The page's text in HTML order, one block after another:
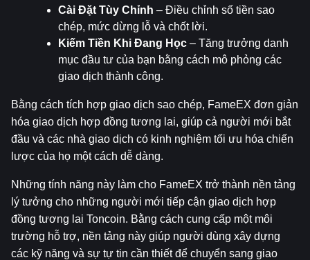
Cài Đặt Tùy Chỉnh – Điều chỉnh số tiền sao
chép, mức dừng lỗ và chốt lời.
Kiếm Tiền Khi Đang Học – Tăng trưởng danh
mục đầu tư của bạn bằng cách mô phỏng các
giao dịch thành công.
Bằng cách tích hợp giao dịch sao chép, FameEX đơn giản
hóa giao dịch hợp đồng tương lai, giúp cả người mới bắt
đầu và các nhà giao dịch có kinh nghiệm tối ưu hóa chiến
lược của họ một cách dễ dàng.
Những tính năng này làm cho FameEX trở thành nền tảng
lý tưởng cho những người mới tiếp cận giao dịch hợp
đồng tương lai Toncoin. Bằng cách cung cấp một môi
trường hỗ trợ, nền tảng này giúp người dùng xây dựng
các kỹ năng và sự tự tin cần thiết để chuyển sang giao